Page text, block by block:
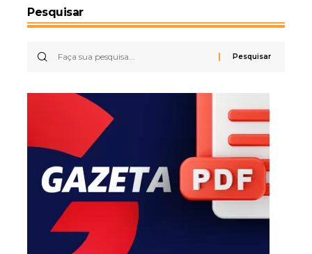
Pesquisar